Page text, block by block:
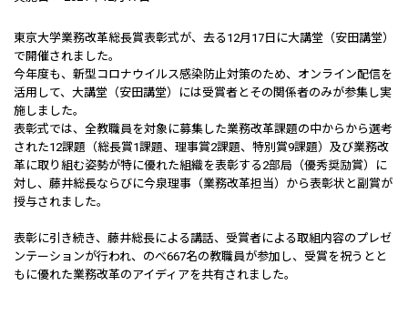
東京大学業務改革総長賞表彰式が、去る12月17日に大講堂（安田講堂）
で開催されました。
今年度も、新型コロナウイルス感染防止対策のため、オンライン配信を
活用して、大講堂（安田講堂）には受賞者とその関係者のみが参集し実
施しました。
表彰式では、全教職員を対象に募集した業務改革課題の中からから選考
された12課題（総長賞1課題、理事賞2課題、特別賞9課題）及び業務改
革に取り組む姿勢が特に優れた組織を表彰する2部局（優秀奨励賞）に
対し、藤井総長ならびに今泉理事（業務改革担当）から表彰状と副賞が
授与されました。
表彰に引き続き、藤井総長による講話、受賞者による取組内容のプレゼ
ンテーションが行われ、のべ667名の教職員が参加し、受賞を祝うとと
もに優れた業務改革のアイディアを共有されました。